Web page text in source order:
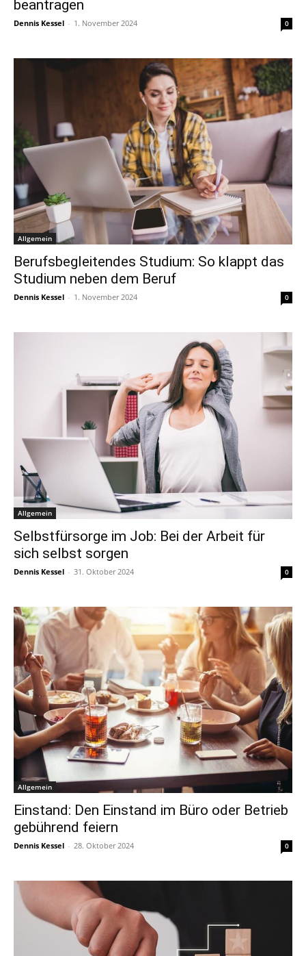
beantragen
Dennis Kessel - 1. November 2024 0
Allgemein
Berufsbegleitendes Studium: So klappt das
Studium neben dem Beruf
Dennis Kessel - 1. November 2024 0
Allgemein
Selbstfürsorge im Job: Bei der Arbeit für
sich selbst sorgen
Dennis Kessel - 31. Oktober 2024 0
Allgemein
Einstand: Den Einstand im Büro oder Betrieb
gebührend feiern
Dennis Kessel - 28. Oktober 2024 0